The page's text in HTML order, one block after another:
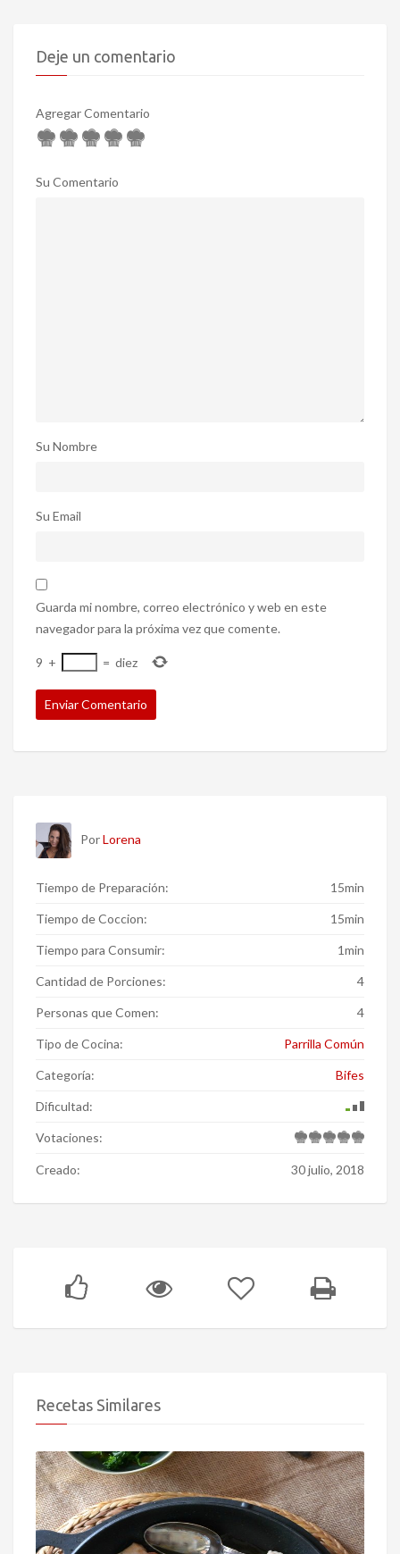
Deje un comentario
Agregar Comentario
Su Comentario
Su Nombre
Su Email
Guarda mi nombre, correo electrónico y web en este
navegador para la próxima vez que comente.
9 + = diez
PorLorena
Tiempo de Preparación: 15min
Tiempo de Coccion: 15min
Tiempo para Consumir: 1min
Cantidad de Porciones: 4
Personas que Comen: 4
Tipo de Cocina: Parrilla Común
Categoría: Bifes
Dificultad:
Votaciones:
Creado: 30 julio, 2018
Recetas Similares